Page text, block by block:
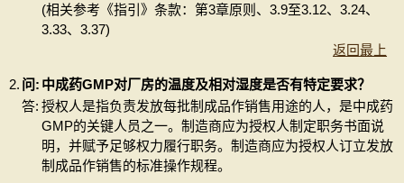
(相关参考《指引》条款：第3章原则、3.9至3.12、3.24、
3.33、3.37)
返回最上
2. 问: 中成药GMP对厂房的温度及相对湿度是否有特定要求？
答: 授权人是指负责发放每批制成品作销售用途的人，是中成药
GMP的关键人员之一。制造商应为授权人制定职务书面说
明，并赋予足够权力履行职务。制造商应为授权人订立发放
制成品作销售的标准操作规程。